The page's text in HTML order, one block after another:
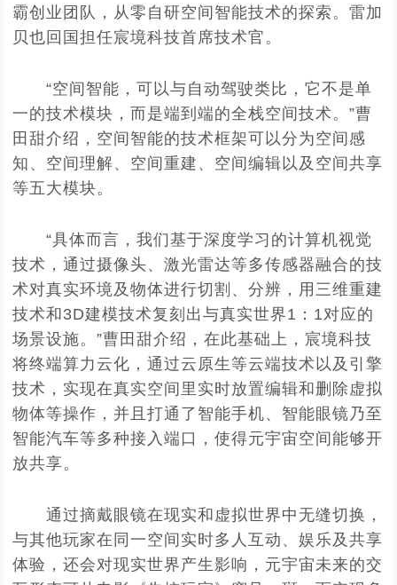
霸创业团队，从零自研空间智能技术的探索。雷加
贝也回国担任宸境科技首席技术官。
“空间智能，可以与自动驾驶类比，它不是单
一的技术模块，而是端到端的全栈空间技术。”曹
田甜介绍，空间智能的技术框架可以分为空间感
知、空间理解、空间重建、空间编辑以及空间共享
等五大模块。
“具体而言，我们基于深度学习的计算机视觉
技术，通过摄像头、激光雷达等多传感器融合的技
术对真实环境及物体进行切割、分辨，用三维重建
技术和3D建模技术复刻出与真实世界1：1对应的
场景设施。”曹田甜介绍，在此基础上，宸境科技
将终端算力云化，通过云原生等云端技术以及引擎
技术，实现在真实空间里实时放置编辑和删除虚拟
物体等操作，并且打通了智能手机、智能眼镜乃至
智能汽车等多种接入端口，使得元宇宙空间能够开
放共享。
通过摘戴眼镜在现实和虚拟世界中无缝切换，
与其他玩家在同一空间实时多人互动、娱乐及共享
体验，还会对现实世界产生影响，元宇宙未来的交